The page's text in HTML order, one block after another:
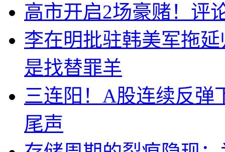
高市开启2场豪赌！评
李在明批驻韩美军拖
是找替罪羊
三连阳！A股连续反弹
尾声